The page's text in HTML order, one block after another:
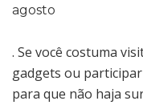
agosto
. Se você costuma
gadgets ou
para que não haja